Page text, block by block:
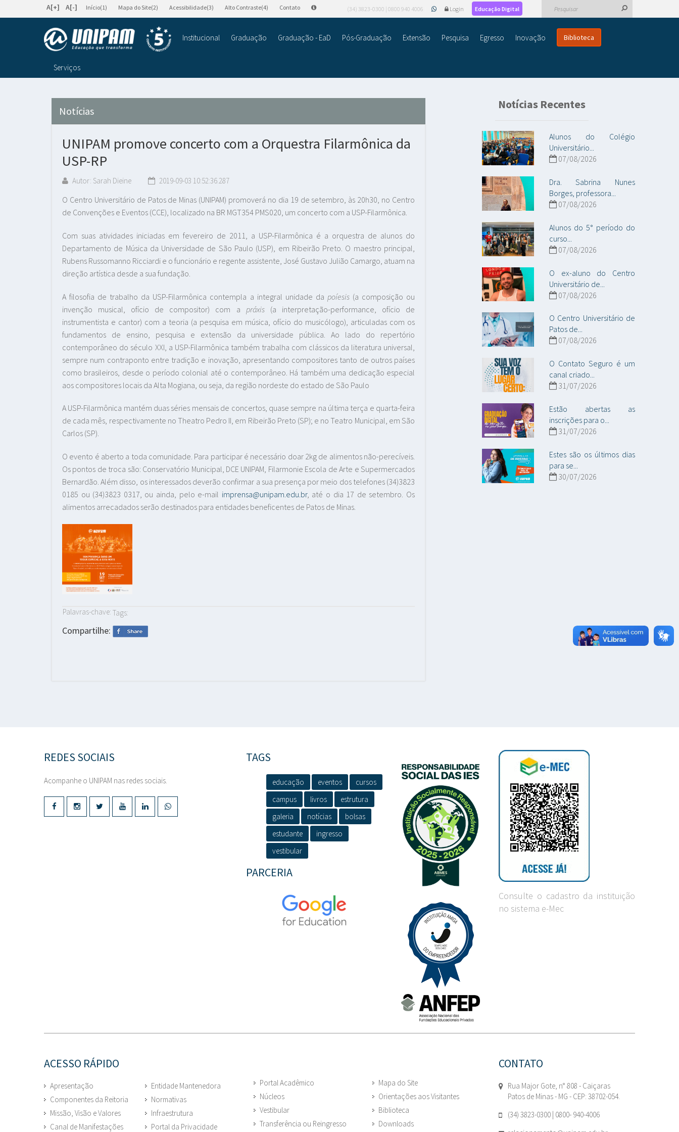
A[+] A[-] Início(1) Mapa do Site(2) Acessibilidade(3) Alto Contraste(4) Contato (34) 3823-0300 | 0800 940 4006 Login Educação Digital
Institucional Graduação Graduação - EaD Pós-Graduação Extensão Pesquisa Egresso Inovação Biblioteca
Serviços
Notícias
UNIPAM promove concerto com a Orquestra Filarmônica da
USP-RP
Autor: Sarah Dieine 2019-09-03 10:52:36.287
O Centro Universitário de Patos de Minas (UNIPAM) promoverá no dia 19 de setembro, às 20h30, no Centro
de Convenções e Eventos (CCE), localizado na BR MGT354 PMS020, um concerto com a USP-Filarmônica.
Com suas atividades iniciadas em fevereiro de 2011, a USP-Filarmônica é a orquestra de alunos do
Departamento de Música da Universidade de São Paulo (USP), em Ribeirão Preto. O maestro principal,
Rubens Russomanno Ricciardi e o funcionário e regente assistente, José Gustavo Julião Camargo, atuam na
direção artística desde a sua fundação.
A filosofia de trabalho da USP-Filarmônica contempla a integral unidade da poíesis(a composição ou
invenção musical, ofício de compositor) com a práxis(a interpretação-performance, ofício de
instrumentista e cantor) com a teoria (a pesquisa em música, ofício do musicólogo), articuladas com os
fundamentos de ensino, pesquisa e extensão da universidade pública. Ao lado do repertório
contemporâneo do século XXI, a USP-Filarmônica também trabalha com clássicos da literatura universal,
sempre num contraponto entre tradição e inovação, apresentando compositores tanto de outros países
como brasileiros, desde o período colonial até o contemporâneo. Há também uma dedicação especial
aos compositores locais da Alta Mogiana, ou seja, da região nordeste do estado de São Paulo
A USP-Filarmônica mantém duas séries mensais de concertos, quase sempre na última terça e quarta-feira
de cada mês, respectivamente no Theatro Pedro II, em Ribeirão Preto (SP); e no Teatro Municipal, em São
Carlos (SP).
O evento é aberto a toda comunidade. Para participar é necessário doar 2kg de alimentos não-perecíveis.
Os pontos de troca são: Conservatório Municipal, DCE UNIPAM, Filarmonie Escola de Arte e Supermercados
Bernardão. Além disso, os interessados deverão confirmar a sua presença por meio dos telefones (34)3823
0185 ou (34)3823 0317, ou ainda, pelo e-mail imprensa@unipam.edu.br, até o dia 17 de setembro. Os
alimentos arrecadados serão destinados para entidades beneficentes de Patos de Minas.
Palavras-chave: Tags:
Compartilhe:
Notícias Recentes
Alunos do Colégio
Universitário...
07/08/2026
Dra. Sabrina Nunes
Borges, professora...
07/08/2026
Alunos do 5° período do
curso...
07/08/2026
O ex-aluno do Centro
Universitário de...
07/08/2026
O Centro Universitário de
Patos de...
07/08/2026
O Contato Seguro é um
canal criado...
31/07/2026
Estão abertas as
inscrições para o...
31/07/2026
Estes são os últimos dias
para se...
30/07/2026
REDES SOCIAIS
Acompanhe o UNIPAM nas redes sociais.
TAGS
educação eventos
cursos
campus
livros
estrutura
galeria
notícias
bolsas
estudante
ingresso
vestibular
PARCERIA
Consulte o cadastro da instituição
no sistema e-Mec
ACESSO RÁPIDO
Apresentação
Componentes da Reitoria
Missão, Visão e Valores
Canal de Manifestações
Entidade Mantenedora
Normativas
Infraestrutura
Portal da Privacidade
Portal Acadêmico
Núcleos
Vestibular
Transferência ou Reingresso
Mapa do Site
Orientações aos Visitantes
Biblioteca
Downloads
CONTATO
Rua Major Gote, n° 808 - Caiçaras
Patos de Minas - MG - CEP: 38702-054.
(34) 3823-0300 | 0800- 940-4006